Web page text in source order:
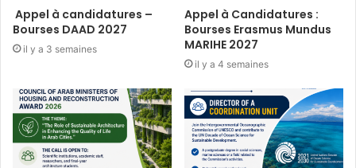
Appel à candidatures –
Bourses DAAD 2027
il y a 3 semaines
Appel à Candidatures :
Bourses Erasmus Mundus
MARIHE 2027
il y a 4 semaines